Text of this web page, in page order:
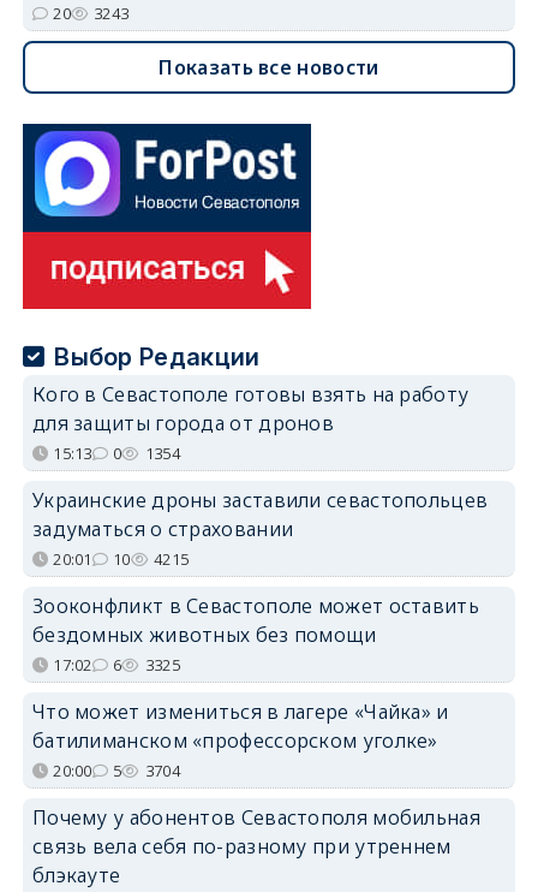
20 3243
Показать все новости
Выбор Редакции
Кого в Севастополе готовы взять на работу
для защиты города от дронов
15:13 0 1354
Украинские дроны заставили севастопольцев
задуматься о страховании
20:01 10 4215
Зооконфликт в Севастополе может оставить
бездомных животных без помощи
17:02 6 3325
Что может измениться в лагере «Чайка» и
батилиманском «профессорском уголке»
20:00 5 3704
Почему у абонентов Севастополя мобильная
связь вела себя по-разному при утреннем
блэкауте